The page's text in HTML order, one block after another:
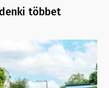
többet